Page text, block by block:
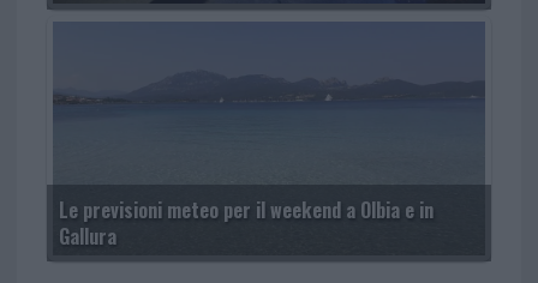
Le previsioni meteo per il weekend a Olbia e in
Gallura